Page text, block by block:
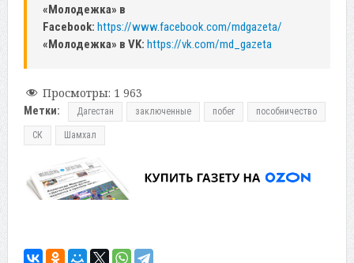
«Молодежка» в
Facebook: https://www.facebook.com/mdgazeta/
«Молодежка» в VK: https://vk.com/md_gazeta
Просмотры: 1 963
Метки: Дагестан заключенные побег пособничество
СК Шамхал